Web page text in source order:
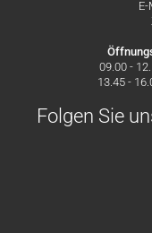
09.00 -
13.45 -
Folgen Sie